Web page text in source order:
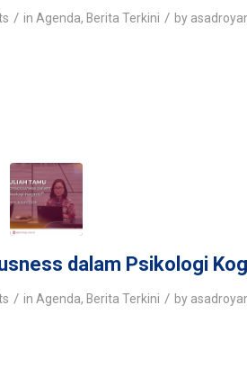
/ in Agenda, Berita Terkini / by
dalam Psikologi
/ in Agenda, Berita Terkini / by